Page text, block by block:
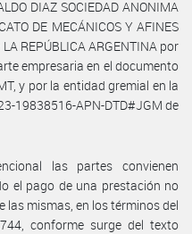
DIAZ SOCIEDAD ANONIMA
DE MECÁNICOS Y AFINES
LA REPÚBLICA ARGENTINA por
empresaria en el documento
y por la entidad gremial en la
19838516-APN-DTD#JGM de
las partes convienen
el pago de una prestación no
las mismas, en los términos del
conforme surge del texto